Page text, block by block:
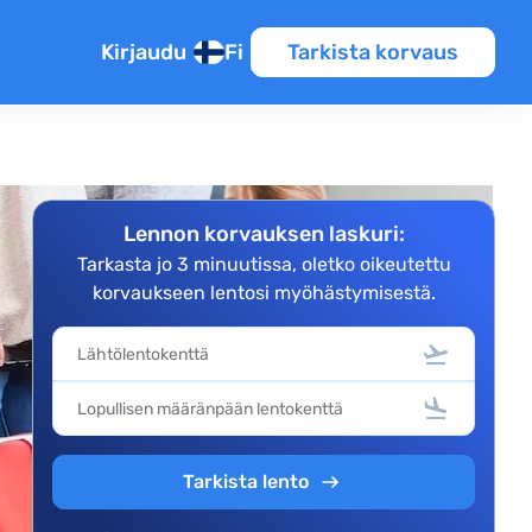
Kirjaudu Fi Tarkista korvaus
Lennon korvauksen laskuri:
Tarkasta jo 3 minuutissa, oletko oikeutettu
korvaukseen lentosi myöhästymisestä.
Tarkista lento